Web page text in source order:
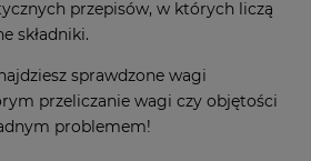
przepisów, w których liczą
składniki.
sprawdzone wagi
przeliczanie wagi czy objętości
problemem!